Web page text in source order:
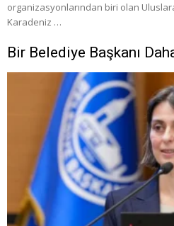
organizasyonlarından biri olan
Karadeniz …
Bir Belediye Başkanı